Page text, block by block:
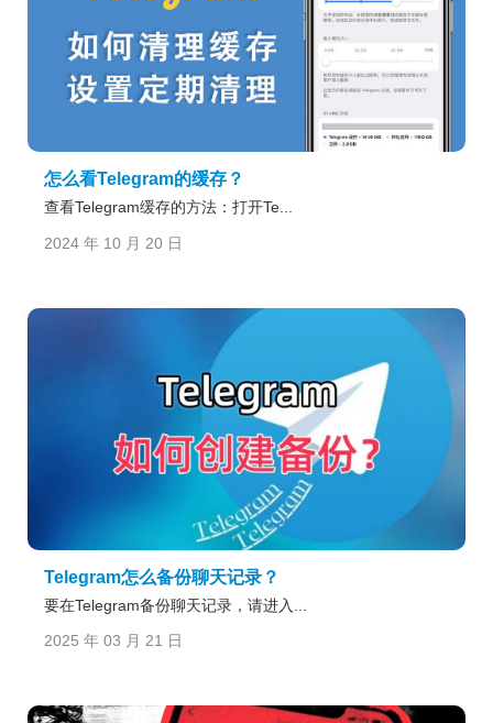
怎么看Telegram的缓存？
查看Telegram缓存的方法：打开Te...
2024 年 10 月 20 日
Telegram怎么备份聊天记录？
要在Telegram备份聊天记录，请进入...
2025 年 03 月 21 日